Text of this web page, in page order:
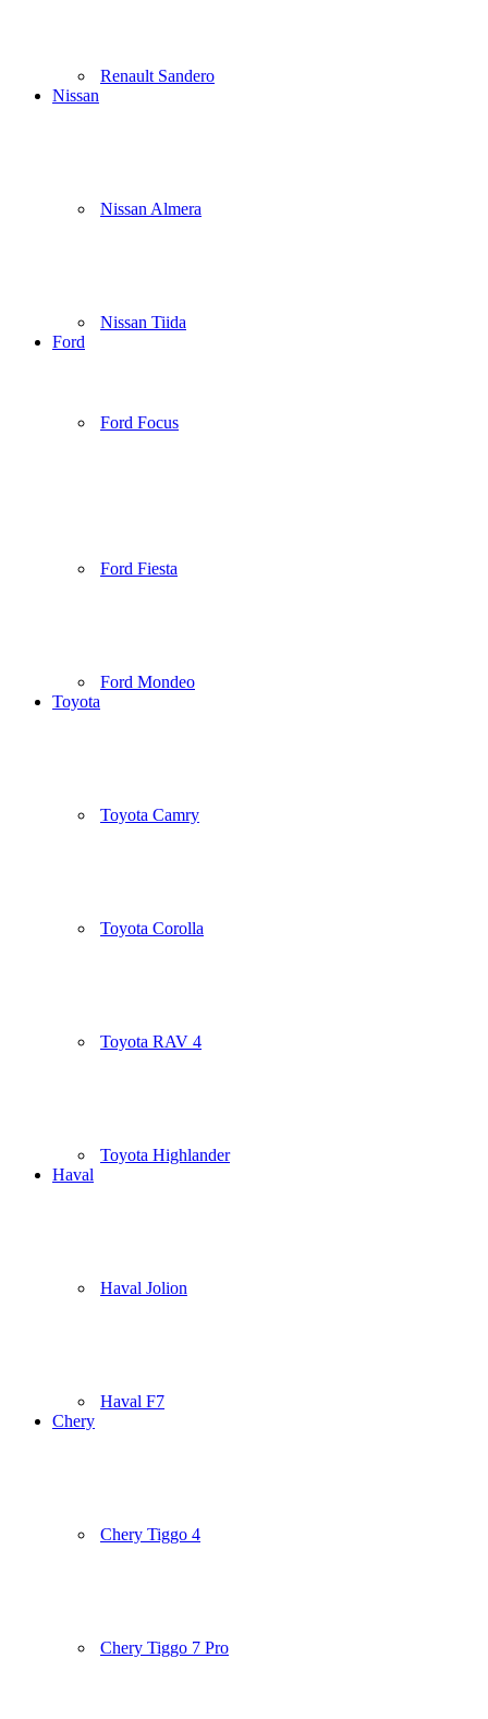
Renault Sandero
Nissan
Nissan Almera
Nissan Tiida
Ford
Ford Focus
Ford Fiesta
Ford Mondeo
Toyota
Toyota Camry
Toyota Corolla
Toyota RAV 4
Toyota Highlander
Haval
Haval Jolion
Haval F7
Chery
Chery Tiggo 4
Chery Tiggo 7 Pro